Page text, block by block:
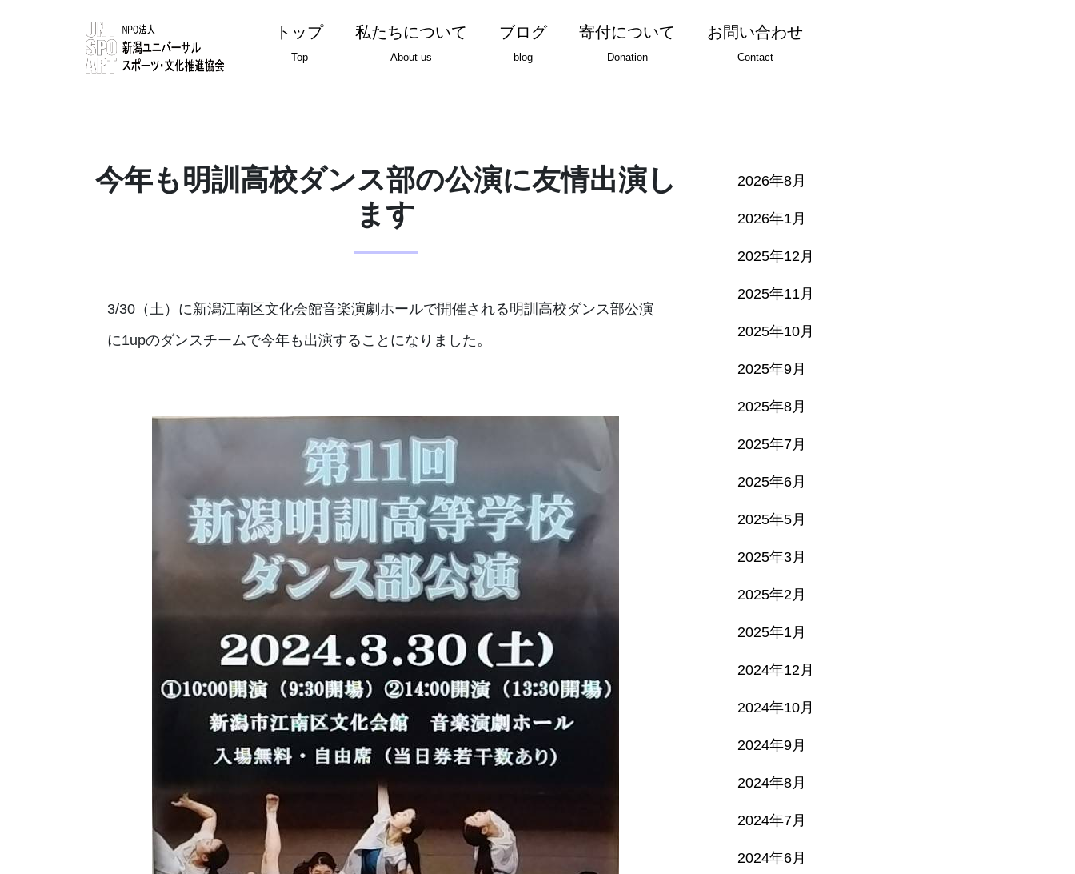
トップ
Top
私たちについて
About us
ブログ
blog
寄付について
Donation
お問い合わせ
Contact
今年も明訓高校ダンス部の公演に友情出演し
ます
3/30（土）に新潟江南区文化会館音楽演劇ホールで開催される明訓高校ダンス部公演
に1upのダンスチームで今年も出演することになりました。
2026年8月
2026年1月
2025年12月
2025年11月
2025年10月
2025年9月
2025年8月
2025年7月
2025年6月
2025年5月
2025年3月
2025年2月
2025年1月
2024年12月
2024年10月
2024年9月
2024年8月
2024年7月
2024年6月